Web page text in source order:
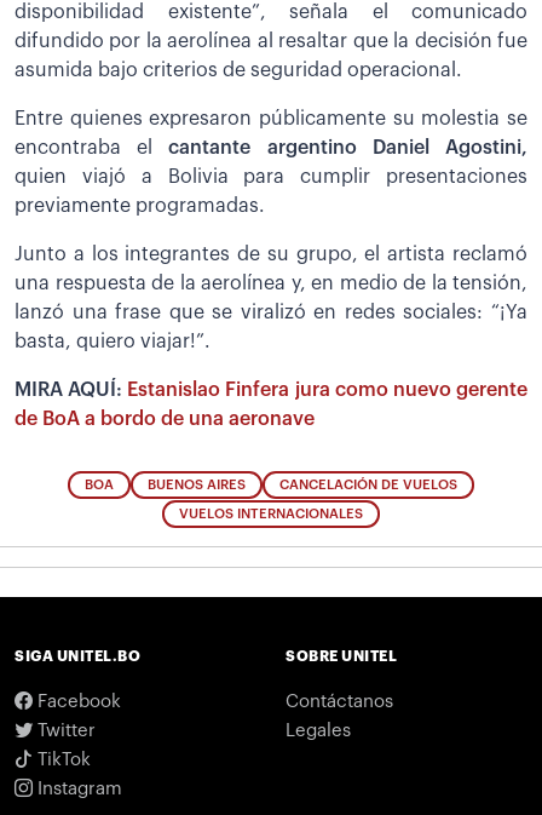
disponibilidad existente”, señala el comunicado
difundido por la aerolínea al resaltar que la decisión fue
asumida bajo criterios de seguridad operacional.
Entre quienes expresaron públicamente su molestia se
encontraba elcantante argentino Daniel Agostini,
quien viajó a Bolivia para cumplir presentaciones
previamente programadas.
Junto a los integrantes de su grupo, el artista reclamó
una respuesta de la aerolínea y, en medio de la tensión,
lanzó una frase que se viralizó en redes sociales: “¡Ya
basta, quiero viajar!”.
MIRA AQUÍ: Estanislao Finfera jura como nuevo gerente
de BoA a bordo de una aeronave
BOA BUENOS AIRES CANCELACIÓN DE VUELOS
VUELOS INTERNACIONALES
SIGA UNITEL.BO
Facebook
Twitter
TikTok
Instagram
SOBRE UNITEL
Contáctanos
Legales